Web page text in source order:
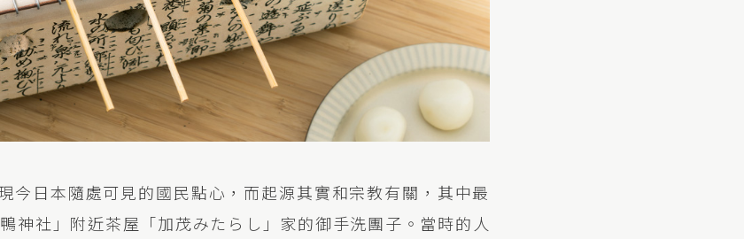
今日本隨處可見的國民點心，而起源其實和宗教有關，其中最
神社」附近茶屋「加茂みたらし」家的御手洗團子。當時的人